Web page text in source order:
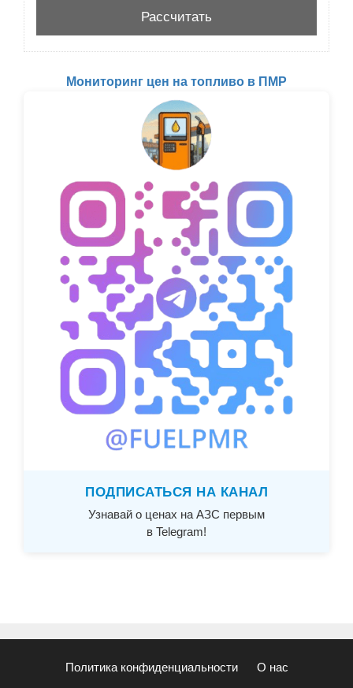
Мониторинг цен на топливо в ПМР
ПОДПИСАТЬСЯ НА КАНАЛ
Узнавай о ценах на АЗС первым
в Telegram!
Политика конфиденциальности О нас